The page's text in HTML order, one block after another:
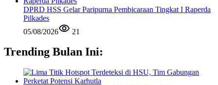
DPRD HSS Gelar Paripurna Pembicaraan Tingkat I Raperda
Pilkades
05/08/2026
21
Trending Bulan Ini: